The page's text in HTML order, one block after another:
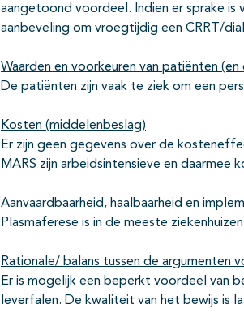
aangetoond voordeel. Indien er sprake is
aanbeveling om vroegtijdig een CRRT/
Waarden en voorkeuren van patiënten
De patiënten zijn vaak te ziek om een
Kosten (middelenbeslag)
Er zijn geen gegevens over de
MARS zijn arbeidsintensieve en daarmee
Aanvaardbaarheid, haalbaarheid en
Plasmaferese is in de meeste
Rationale/ balans tussen de argumenten
Er is mogelijk een beperkt voordeel van
leverfalen. De kwaliteit van het bewijs is